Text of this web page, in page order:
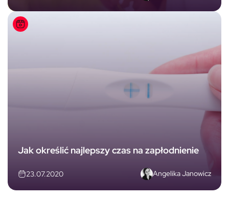
Jak określić najlepszy czas na zapłodnienie
23.07.2020 Angelika Janowicz